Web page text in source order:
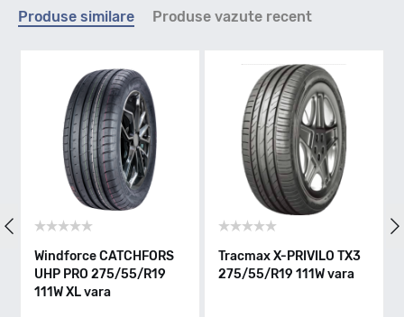
Indice greutate
Clasa de eficienta
C
Produse similare Produse vazute recent
Windforce CATCHFORS
UHP PRO 275/55/R19
111W XL vara
Tracmax X-PRIVILO TX3
275/55/R19 111W vara